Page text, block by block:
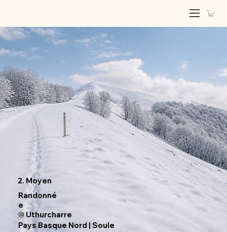
2. Moyen
Randonné
e
⑩ Uthurcharre
Pays Basque Nord | Soule